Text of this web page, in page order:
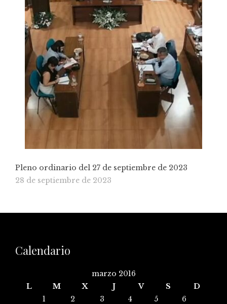
Pleno ordinario del 27 de septiembre de 2023
28 de septiembre de 2023
Calendario
marzo 2016
L
M X J V S
D
1
2 3 4 5
6